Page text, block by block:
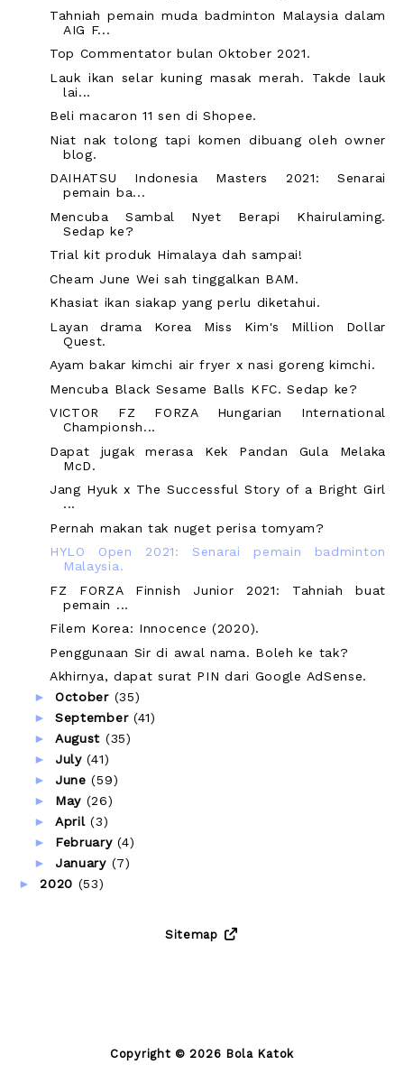
Tahniah pemain muda badminton Malaysia dalam
AIG F...
Top Commentator bulan Oktober 2021.
Lauk ikan selar kuning masak merah. Takde lauk
lai...
Beli macaron 11 sen di Shopee.
Niat nak tolong tapi komen dibuang oleh owner
blog.
DAIHATSU Indonesia Masters 2021: Senarai
pemain ba...
Mencuba Sambal Nyet Berapi Khairulaming.
Sedap ke?
Trial kit produk Himalaya dah sampai!
Cheam June Wei sah tinggalkan BAM.
Khasiat ikan siakap yang perlu diketahui.
Layan drama Korea Miss Kim's Million Dollar
Quest.
Ayam bakar kimchi air fryer x nasi goreng kimchi.
Mencuba Black Sesame Balls KFC. Sedap ke?
VICTOR FZ FORZA Hungarian International
Championsh...
Dapat jugak merasa Kek Pandan Gula Melaka
McD.
Jang Hyuk x The Successful Story of a Bright Girl
...
Pernah makan tak nuget perisa tomyam?
HYLO Open 2021: Senarai pemain badminton
Malaysia.
FZ FORZA Finnish Junior 2021: Tahniah buat
pemain ...
Filem Korea: Innocence (2020).
Penggunaan Sir di awal nama. Boleh ke tak?
Akhirnya, dapat surat PIN dari Google AdSense.
► October (35)
► September (41)
► August (35)
► July(41)
► June(59)
► May (26)
► April(3)
► February(4)
► January (7)
►2020 (53)
Sitemap
Copyright ©2026 Bola Katok